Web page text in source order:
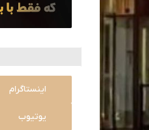
اینستاگرام
یوتیوب